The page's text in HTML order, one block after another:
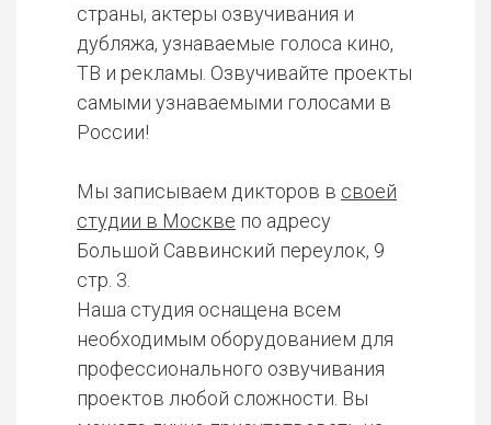
страны, актеры озвучивания и
дубляжа, узнаваемые голоса кино,
ТВ и рекламы. Озвучивайте проекты
самыми узнаваемыми голосами в
России!
Мы записываем дикторов в своей
студии в Москве по адресу
Большой Саввинский переулок, 9
стр. 3.
Наша студия оснащена всем
необходимым оборудованием для
профессионального озвучивания
проектов любой сложности. Вы